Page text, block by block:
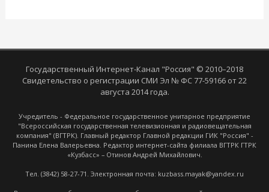
Государственный Интернет-Канал "Россия" © 2010–2018
Свидетельство о регистрации СМИ Эл № ФС 77-59166 от 22
августа 2014 года.
Учредитель - Федеральное государственное унитарное предприятие
"Всероссийская государственная телевизионная и радиовещательная
компания" (ВГТРК). Главный редактор Главной редакции ГИК "Россия" -
Панина Елена Валерьевна. Редактор интернет-сайта филиала ВГТРК ГТРК
«Кузбасс» – Отинов Андрей Михайлович.
Тел. (3842) 58-27-71. Электронная почта: kuzbass.mayak@yandex.ru